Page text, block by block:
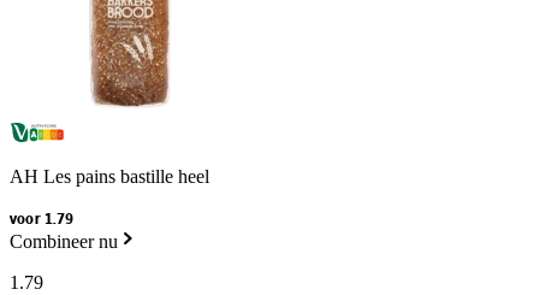
AH Les pains bastille heel
voor 1.79
Combineer nu
1 .79